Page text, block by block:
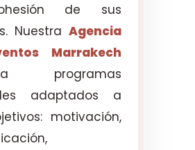
de sus
Nuestra Agencia
Marrakech
programas
adaptados a
motivación,